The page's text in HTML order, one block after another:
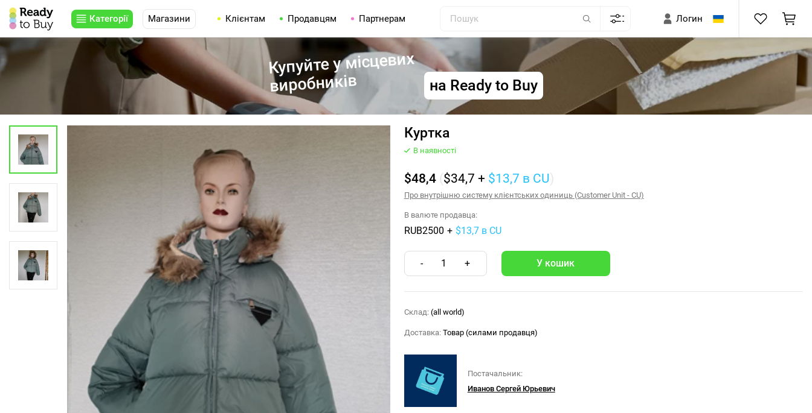
Категорії Магазини Клієнтам Продавцям Партнерам Логин
Купуйте у місцевих
виробників на Ready to Buy
Куртка
В наявності
$48,4 ($34,7 + $13,7 в CU)
Про внутрішню систему клієнтських одиниць (Customer Unit - CU)
В валюте продавца:
RUB2500 + $13,7 в CU
- 1 +
Склад: (all world)
Доставка: Товар (силами продавця)
Постачальник:
Иванов Сергей Юрьевич